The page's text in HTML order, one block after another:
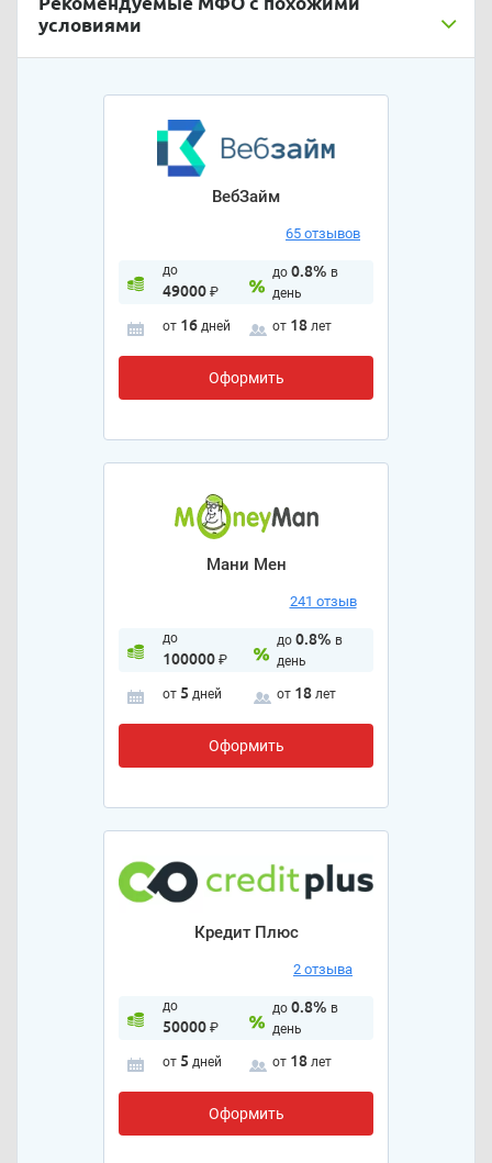
условиями
ВебЗайм
65 отзывов
до
49000₽
до 0.8% в
день
от 16 дней от 18 лет
Оформить
Мани Мен
241 отзыв
до
100000₽
до 0.8% в
день
от 5 дней от 18 лет
Оформить
Кредит Плюс
2 отзыва
до
50000₽
до 0.8% в
день
от 5 дней от 18 лет
Оформить